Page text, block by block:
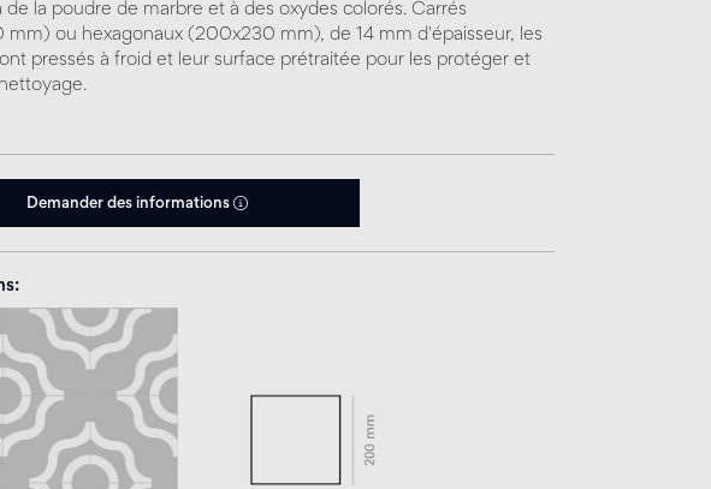
de la poudre de marbre et à des oxydes colorés. Carrés
ou hexagonaux (200x230 mm), de 14 mm d'épaisseur, les
pressés à froid et leur surface prétraitée pour les protéger et
Demander des informations